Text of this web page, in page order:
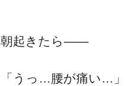
朝起きたら――
「うっ…腰が痛い…」